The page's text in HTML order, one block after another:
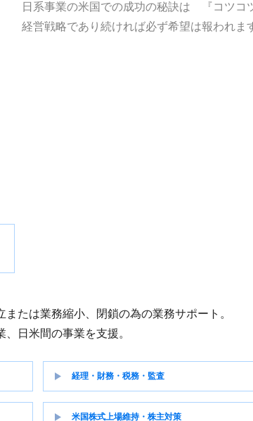
日系事業の米国での成功の秘訣は 『コツコ
経営戦略であり続ければ必ず希望は報われま
たは業務縮小、閉鎖の為の業務サポート。
日米間の事業を支援。
経理・財務・税務・監査
米国株式上場維持・株主対策